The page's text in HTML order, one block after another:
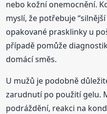
nebo kožní onemocnění.
myslí, že potřebuje
opakované prasklinky u
případě pomůže
domácí směs.
U mužů je podobně
zarudnutí po použití gelu.
podráždění, reakci na